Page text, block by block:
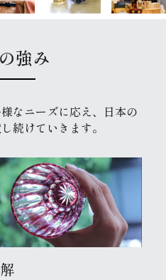
強み
なニーズに応え、日本の
続けていきます。